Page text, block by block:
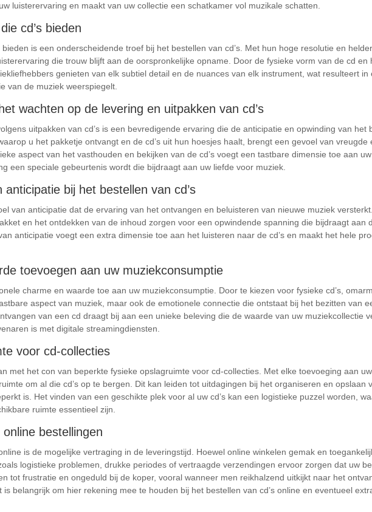
luisterervaring en maakt van uw collectie een schatkamer vol muzikale schatten.
cd’s bieden
is een onderscheidende troef bij het bestellen van cd’s. Met hun hoge resolutie en
die trouw blijft aan de oorspronkelijke opname. Door de fysieke vorm van de cd en
genieten van elk subtiel detail en de nuances van elk instrument, wat resulteert in
van de muziek weerspiegelt.
wachten op de levering en uitpakken van cd’s
uitpakken van cd’s is een bevredigende ervaring die de anticipatie en opwinding van het
u het pakketje ontvangt en de cd’s uit hun hoesjes haalt, brengt een gevoel van vreugde
aspect van het vasthouden en bekijken van de cd’s voegt een tastbare dimensie toe aan uw
een speciale gebeurtenis wordt die bijdraagt aan uw liefde voor muziek.
bij het bestellen van cd’s
van anticipatie dat de ervaring van het ontvangen en beluisteren van nieuwe muziek
en het ontdekken van de inhoud zorgen voor een opwindende spanning die bijdraagt aan
anticipatie voegt een extra dimensie toe aan het luisteren naar de cd’s en maakt het hele
toevoegen aan uw muziekconsumptie
charme en waarde toe aan uw muziekconsumptie. Door te kiezen voor fysieke cd’s,
aspect van muziek, maar ook de emotionele connectie die ontstaat bij het bezitten van
van een cd draagt bij aan een unieke beleving die de waarde van uw muziekcollectie
is met digitale streamingdiensten.
voor cd-collecties
met het con van beperkte fysieke opslagruimte voor cd-collecties. Met elke toevoeging aan
om al die cd’s op te bergen. Dit kan leiden tot uitdagingen bij het organiseren en opslaan
is. Het vinden van een geschikte plek voor al uw cd’s kan een logistieke puzzel worden,
ruimte essentieel zijn.
bestellingen
is de mogelijke vertraging in de leveringstijd. Hoewel online winkelen gemak en
logistieke problemen, drukke periodes of vertraagde verzendingen ervoor zorgen dat uw
tot frustratie en ongeduld bij de koper, vooral wanneer men reikhalzend uitkijkt naar het
belangrijk om hier rekening mee te houden bij het bestellen van cd’s online en eventueel